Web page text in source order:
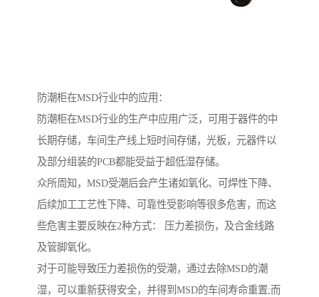
防潮柜在MSD行业中的应用：
防潮柜在MSD行业的生产中应用广泛，可用于器件的中
长期存储，车间生产线上短时间存储，光板，元器件以
及部分组装的PCB都能受益于超低湿存储。
众所周知，MSD受潮后会产生诸如氧化、可焊性下降、
后续加工工艺性下降、可靠性受影响等很多危害，而这
些危害主要反映在2种方式： 压力差损伤，及合金线路
及管脚氧化。
对于可能导致压力差损伤的受潮，通过去除MSD的潮
湿，可以重新获得安全，并得到MSD的车间寿命重置;而